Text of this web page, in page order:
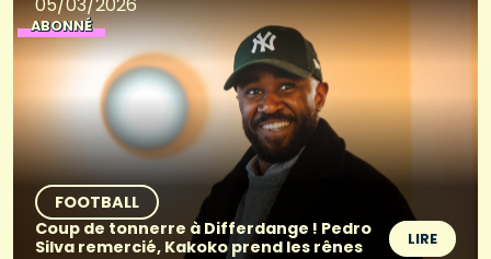
ABONNÉ
FOOTBALL
Coup de tonnerre à Differdange ! Pedro
Silva remercié, Kakoko prend les rênes
LIRE